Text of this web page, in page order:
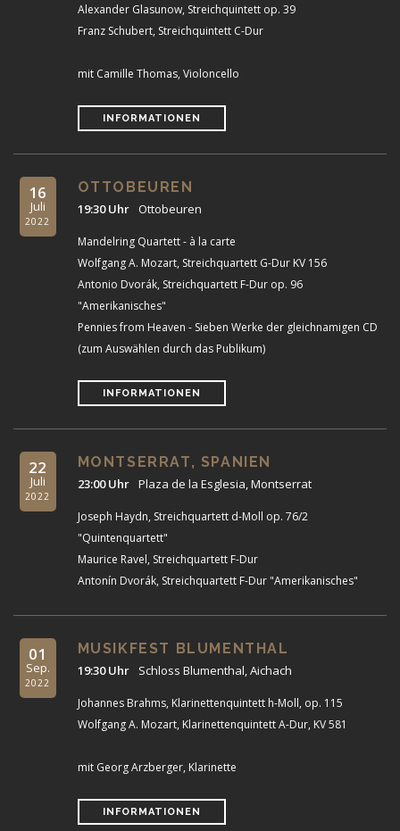
Alexander Glasunow, Streichquintett op. 39
Franz Schubert, Streichquintett C-Dur
mit Camille Thomas, Violoncello
INFORMATIONEN
16
Juli
2022
OTTOBEUREN
19:30 Uhr Ottobeuren
Mandelring Quartett - à la carte
Wolfgang A. Mozart, Streichquartett G-Dur KV 156
Antonio Dvorák, Streichquartett F-Dur op. 96
"Amerikanisches"
Pennies from Heaven - Sieben Werke der gleichnamigen CD
(zum Auswählen durch das Publikum)
INFORMATIONEN
22
Juli
2022
MONTSERRAT, SPANIEN
23:00 Uhr Plaza de la Esglesia, Montserrat
Joseph Haydn, Streichquartett d-Moll op. 76/2
"Quintenquartett"
Maurice Ravel, Streichquartett F-Dur
Antonín Dvorák, Streichquartett F-Dur "Amerikanisches"
01
Sep.
2022
MUSIKFEST BLUMENTHAL
19:30 Uhr Schloss Blumenthal, Aichach
Johannes Brahms, Klarinettenquintett h-Moll, op. 115
Wolfgang A. Mozart, Klarinettenquintett A-Dur, KV 581
mit Georg Arzberger, Klarinette
INFORMATIONEN